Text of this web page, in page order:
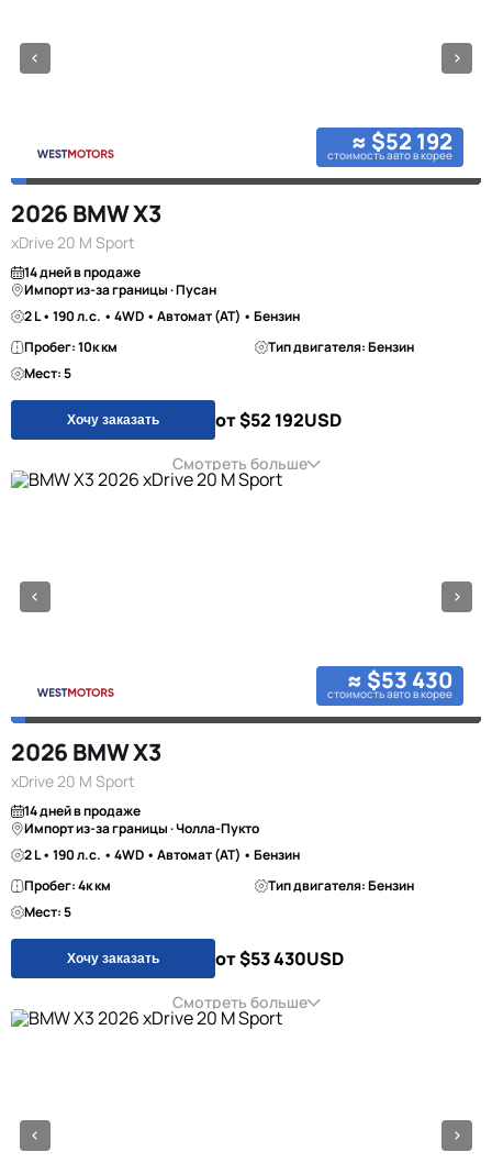
≈ $52 192
стоимость авто в корее
2026 BMW X3
xDrive 20 M Sport
14 дней в продаже
Импорт из-за границы · Пусан
2 L • 190 л.с. • 4WD • Автомат (AT) • Бензин
Пробег: 10к км
Тип двигателя: Бензин
Мест: 5
Хочу заказать от $52 192USD
Смотреть больше
≈ $53 430
стоимость авто в корее
2026 BMW X3
xDrive 20 M Sport
14 дней в продаже
Импорт из-за границы · Чолла-Пукто
2 L • 190 л.с. • 4WD • Автомат (AT) • Бензин
Пробег: 4к км
Тип двигателя: Бензин
Мест: 5
Хочу заказать от $53 430USD
Смотреть больше